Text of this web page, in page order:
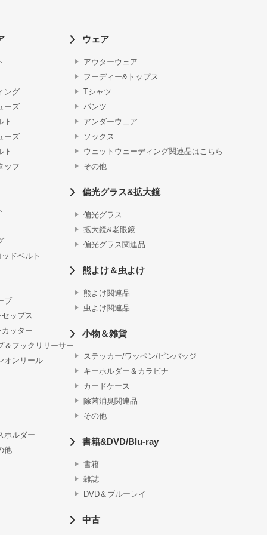
ング
ーズ
ト
ーズ
ト
ッフ
ドベルト
ブ
ップス
ッター
＆フックリリーサー
オンリール
ホルダー
他
ウェア
アウターウェア
フーディー&トップス
Tシャツ
パンツ
アンダーウェア
ソックス
ウェットウェーディング関連品はこちら
その他
偏光グラス&拡大鏡
偏光グラス
拡大鏡&老眼鏡
偏光グラス関連品
熊よけ＆虫よけ
熊よけ関連品
虫よけ関連品
小物＆雑貨
ステッカー/ワッペン/ピンバッジ
キーホルダー＆カラビナ
カードケース
除菌消臭関連品
その他
書籍&DVD/Blu-ray
書籍
雑誌
DVD＆ブルーレイ
中古